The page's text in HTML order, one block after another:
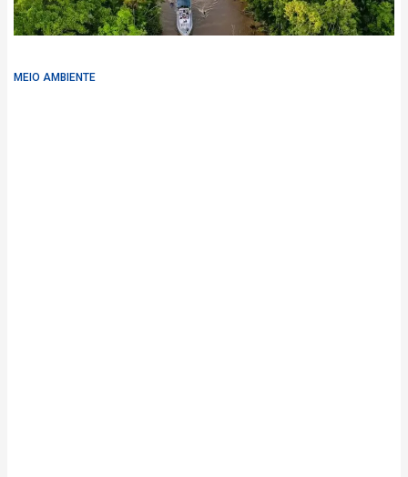
MEIO AMBIENTE